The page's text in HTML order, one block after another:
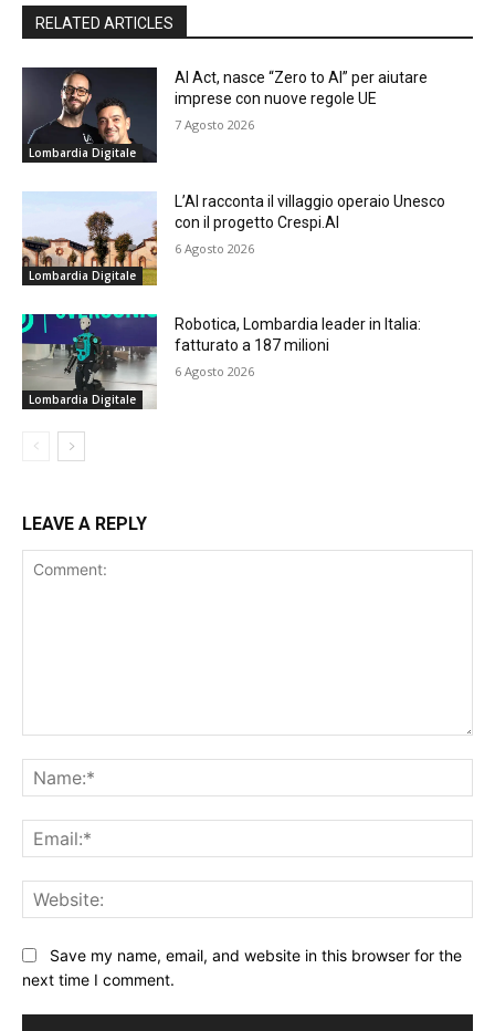
RELATED ARTICLES
Lombardia Digitale
AI Act, nasce “Zero to AI” per aiutare
imprese con nuove regole UE
7 Agosto 2026
Lombardia Digitale
L’AI racconta il villaggio operaio Unesco
con il progetto Crespi.AI
6 Agosto 2026
Lombardia Digitale
Robotica, Lombardia leader in Italia:
fatturato a 187 milioni
6 Agosto 2026
LEAVE A REPLY
Save my name, email, and website in this browser for the
next time I comment.